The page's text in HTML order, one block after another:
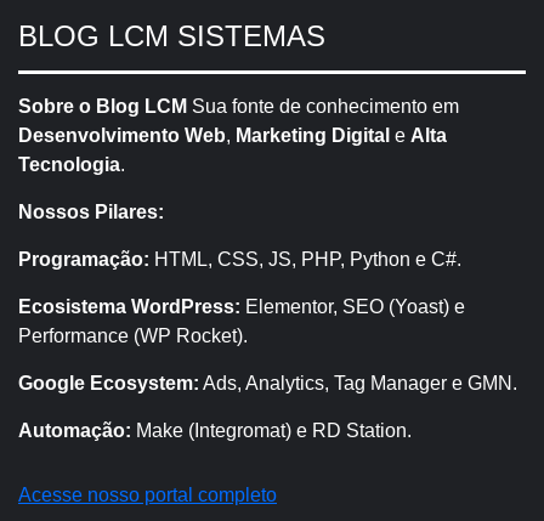
BLOG LCM SISTEMAS
Sobre o Blog LCM Sua fonte de conhecimento em
Desenvolvimento Web, Marketing Digital e Alta
Tecnologia.
Nossos Pilares:
Programação: HTML, CSS, JS, PHP, Python e C#.
Ecosistema WordPress: Elementor, SEO (Yoast) e
Performance (WP Rocket).
Google Ecosystem: Ads, Analytics, Tag Manager e GMN.
Automação: Make (Integromat) e RD Station.
Acesse nosso portal completo